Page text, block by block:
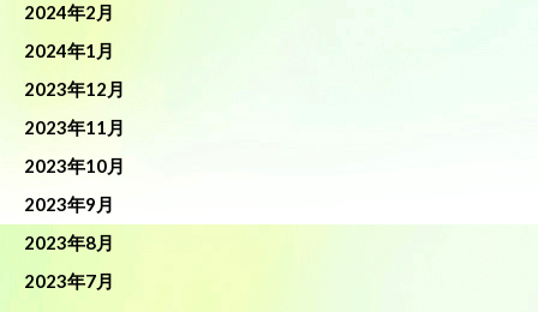
2024年2月
2024年1月
2023年12月
2023年11月
2023年10月
2023年9月
2023年8月
2023年7月